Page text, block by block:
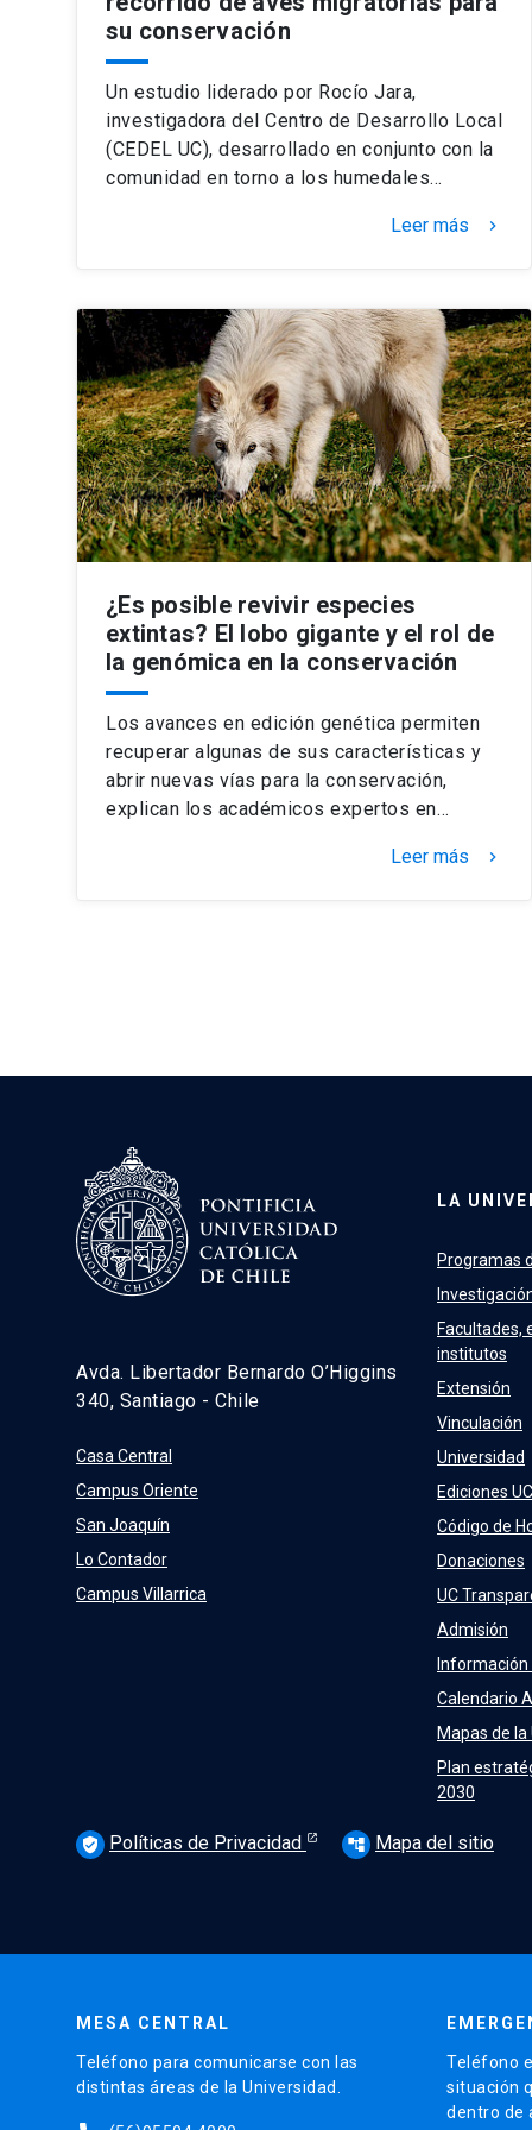
su conservación
Un estudio liderado por Rocío Jara,
investigadora del Centro de Desarrollo Local
(CEDEL UC), desarrollado en conjunto con la
comunidad en torno a los humedales…
Leer más keyboard_arrow_right
¿Es posible revivir especies
extintas? El lobo gigante y el rol de
la genómica en la conservación
Los avances en edición genética permiten
recuperar algunas de sus características y
abrir nuevas vías para la conservación,
explican los académicos expertos en…
Leer más keyboard_arrow_right
Avda. Libertador Bernardo O’Higgins
340, Santiago - Chile
Casa Central
Campus Oriente
San Joaquín
Lo Contador
Campus Villarrica
LA
Programas
Facultades,
institutos
Extensión
Vinculación
Universidad
Ediciones UC
Código de
Donaciones
UC
Admisión
Información
Calendario
Mapas de la
Plan
2030
verified_user Políticas de Privacidad account_tree Mapa del sitio
MESA CENTRAL
Teléfono para comunicarse con las
distintas áreas de la Universidad.
Teléfono
situación
dentro de